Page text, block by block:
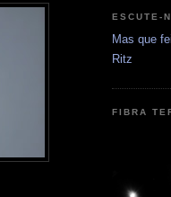
ESCUTE-
Mas que
Ritz
FIBRA